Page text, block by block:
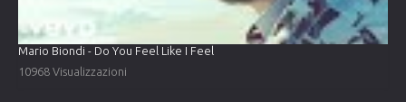
Mario Biondi - Do You Feel Like I Feel
10968 Visualizzazioni